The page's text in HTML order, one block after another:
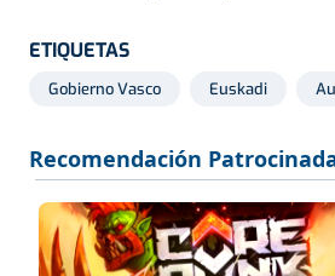
ETIQUETAS
Gobierno Vasco Euskadi